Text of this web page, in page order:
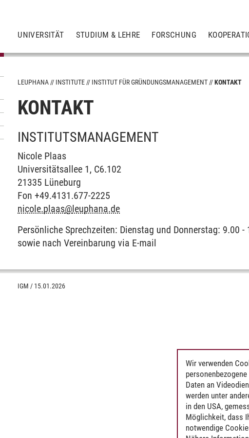
UNIVERSITÄT STUDIUM & LEHRE FORSCHUNG
Gründungsmanagement
Personen
LEUPHANA INSTITUTE INSTITUT FÜR GRÜNDUNGSMANAGEMENT KONTAKT
KONTAKT
INSTITUTSMANAGEMENT
Nicole Plaas
Universitätsallee 1, C6.102
21335 Lüneburg
Fon +49.4131.677-2225
nicole.plaas@leuphana.de
Persönliche Sprechzeiten: Dienstag und Donnerstag: 9.00 -
sowie nach Vereinbarung via E-mail
IGM / 15.01.2026
Wir verwenden
Daten an
werden unter
in den USA,
Möglichkeit, dass
notwendige